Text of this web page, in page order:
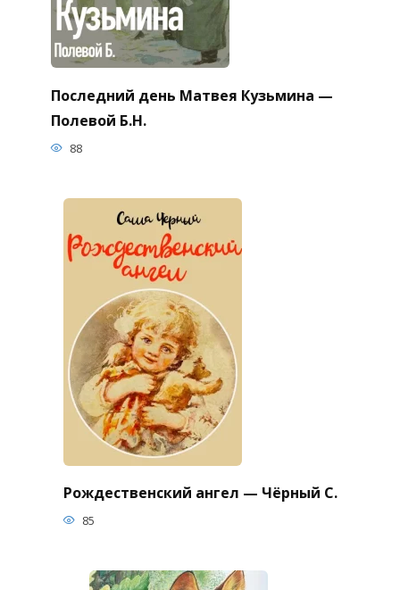
Последний день Матвея Кузьмина —
Полевой Б.Н.
88
Рождественский ангел — Чёрный С.
85